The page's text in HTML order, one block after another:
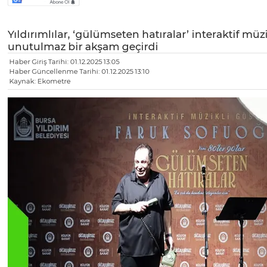
Yıldırımlılar, ‘gülümseten hatıralar’ interaktif
unutulmaz bir akşam geçirdi
Haber Giriş Tarihi: 01.12.2025 13:05
Haber Güncellenme Tarihi: 01.12.2025 13:10
Kaynak: Ekometre